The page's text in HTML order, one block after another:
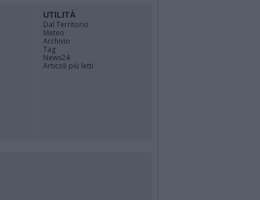
UTILITÀ
Dal Territorio
Meteo
Archivio
Tag
News24
Articoli più letti